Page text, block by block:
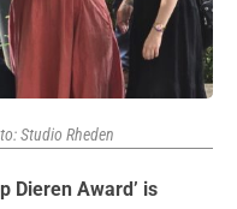
Studio Rheden
Dieren Award’ is